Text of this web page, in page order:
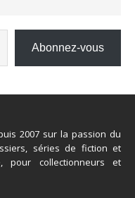
Abonnez-vous
2007 sur la passion du
séries de fiction et
pour collectionneurs et